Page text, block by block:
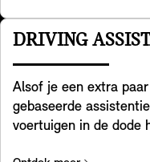
personaliseer jouw
voelt. Core, Go-Kart
hoe jij je voelt. Een
achterkant van de
het dashboard
DRIVING
Alsof je een extra
gebaseerde
voertuigen in de dode